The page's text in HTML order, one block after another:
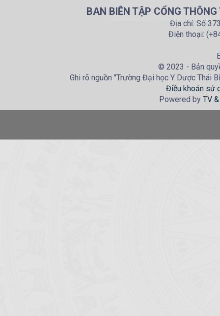
BAN BIÊN TẬP CỔNG
Địa chỉ: Số
Điện thoại:
© 2023 - Bản
Ghi rõ nguồn "Trường Đại học Y Dược Thái
Điều khoản sử
Powered by TV